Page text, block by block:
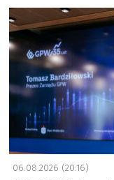
a
06.08.2026 (20:16)